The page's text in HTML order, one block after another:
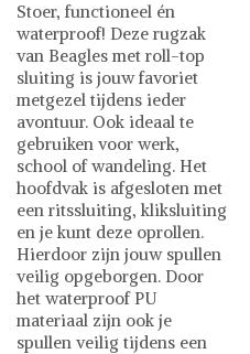
Stoer, functioneel én
waterproof! Deze rugzak
van Beagles met roll-top
sluiting is jouw favoriet
metgezel tijdens ieder
avontuur. Ook ideaal te
gebruiken voor werk,
school of wandeling. Het
hoofdvak is afgesloten met
een ritssluiting, kliksluiting
en je kunt deze oprollen.
Hierdoor zijn jouw spullen
veilig opgeborgen. Door
het waterproof PU
materiaal zijn ook je
spullen veilig tijdens een